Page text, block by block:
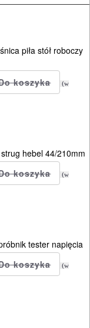
piła stół roboczy
(w
hebel 44/210mm
(w
tester napięcia
(w